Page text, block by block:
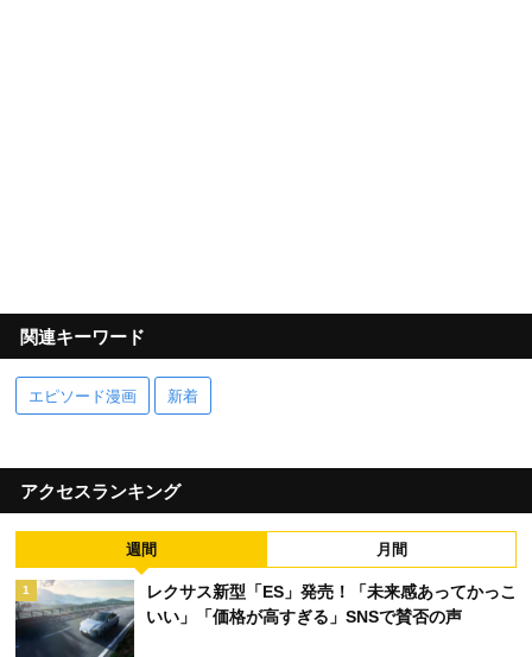
関連キーワード
エピソード漫画 新着
アクセスランキング
週間 月間
1
レクサス新型「ES」発売！「未来感あってかっこ
いい」「価格が高すぎる」SNSで賛否の声